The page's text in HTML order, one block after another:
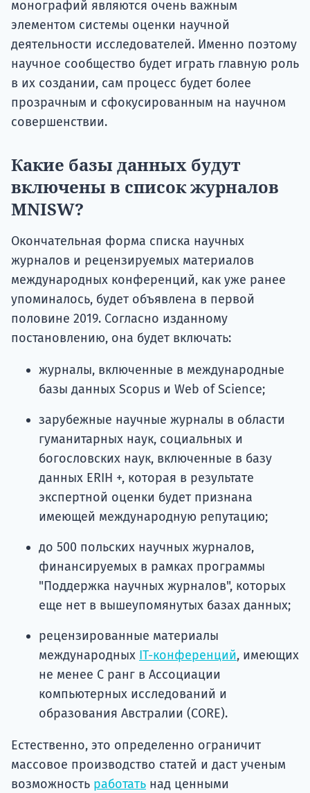
монографий являются очень важным
элементом системы оценки научной
деятельности исследователей. Именно поэтому
научное сообщество будет играть главную роль
в их создании, сам процесс будет более
прозрачным и сфокусированным на научном
совершенствии.
Какие базы данных будут
включены в список журналов
MNISW?
Окончательная форма списка научных
журналов и рецензируемых материалов
международных конференций, как уже ранее
упоминалось, будет объявлена ​​в первой
половине 2019. Согласно изданному
постановлению, она будет включать:
журналы, включенные в международные
базы данных Scopus и Web of Science;
зарубежные научные журналы в области
гуманитарных наук, социальных и
богословских наук, включенные в базу
данных ERIH +, которая в результате
экспертной оценки будет признана
имеющей международную репутацию;
до 500 польских научных журналов,
финансируемых в рамках программы
"Поддержка научных журналов", которых
еще нет в вышеупомянутых базах данных;
рецензированные материалы
международных IT-конференций, имеющих
не менее C ранг в Ассоциации
компьютерных исследований и
образования Австралии (CORE).
Естественно, это определенно ограничит
массовое производство статей и даст ученым
возможность работать над ценными